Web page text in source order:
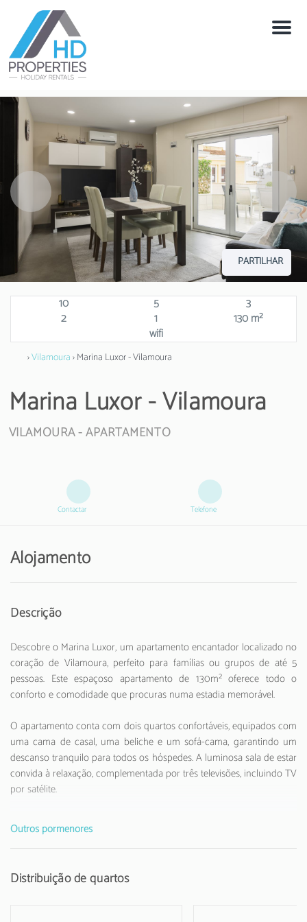
Menú
PARTILHAR
10 5
3
2
1
130 m²
wifi
›Vilamoura› Marina Luxor - Vilamoura
Marina Luxor - Vilamoura
VILAMOURA -APARTAMENTO
Contactar Telefone
Alojamento
Descrição
Descobre o Marina Luxor, um apartamento encantador localizado no
coração de Vilamoura, perfeito para famílias ou grupos de até 5
pessoas. Este espaçoso apartamento de 130m² oferece todo o
conforto e comodidade que procuras numa estadia memorável.
O apartamento conta com dois quartos confortáveis, equipados com
uma cama de casal, uma beliche e um sofá-cama, garantindo um
descanso tranquilo para todos os hóspedes. A luminosa sala de estar
convida à relaxação, complementada por três televisões, incluindo TV
por satélite.
A cozinha totalmente equipada é um verdadeiro ponto alto, com
eletrodomésticos modernos como frigorífico, máquina de lavar,
forno, micro-ondas, torradeira e chaleira. Perfeita para quem gosta
Outros pormenores
Distribuição de quartos